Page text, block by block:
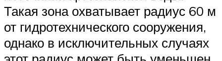
Такая зона охватывает радиус 60 м
от гидротехнического сооружения,
однако в исключительных случаях